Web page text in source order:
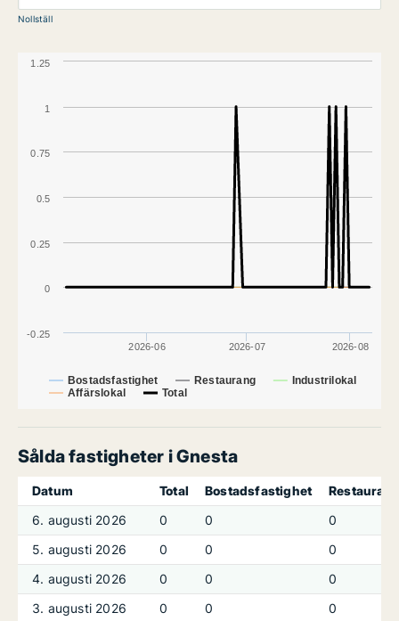
Nollställ
Bostadsfastighet Restaurang
Industrilokal
Affärslokal
Total
2026-06 2026-07 2026-08
0
1
-0.25
0.25
0.5
0.75
1.25
Sålda fastigheter i Gnesta
Datum Total Bostadsfastighet
6. augusti 2026
0 0
0
5. augusti 2026
0 0
0
4. augusti 2026
0 0
0
3. augusti 2026
0 0
0